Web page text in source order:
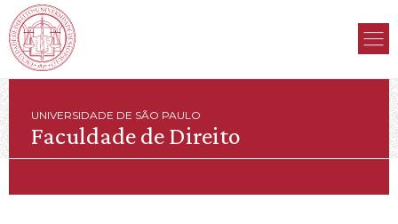
UNIVERSIDADE DE SÃO PAULO
Faculdade de Direito